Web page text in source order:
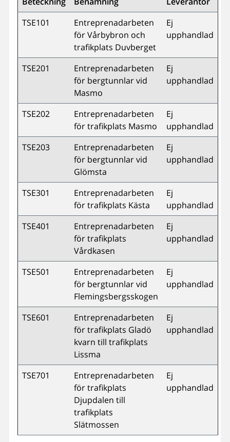
TSE101
Entreprenadarbeten
för Vårbybron och
trafikplats Duvberget
Ej
upphandlad
TSE201
Entreprenadarbeten
för bergtunnlar vid
Masmo
Ej
upphandlad
TSE202
Entreprenadarbeten
för trafikplats Masmo
Ej
upphandlad
TSE203
Entreprenadarbeten
för bergtunnlar vid
Glömsta
Ej
upphandlad
TSE301
Entreprenadarbeten
för trafikplats Kästa
Ej
upphandlad
TSE401
Entreprenadarbeten
för trafikplats
Vårdkasen
Ej
upphandlad
TSE501
Entreprenadarbeten
för bergtunnlar vid
Flemingsbergsskogen
Ej
upphandlad
TSE601
Entreprenadarbeten
för trafikplats Gladö
kvarn till trafikplats
Lissma
Ej
upphandlad
TSE701
Entreprenadarbeten
för trafikplats
Djupdalen till
trafikplats
Slätmossen
Ej
upphandlad